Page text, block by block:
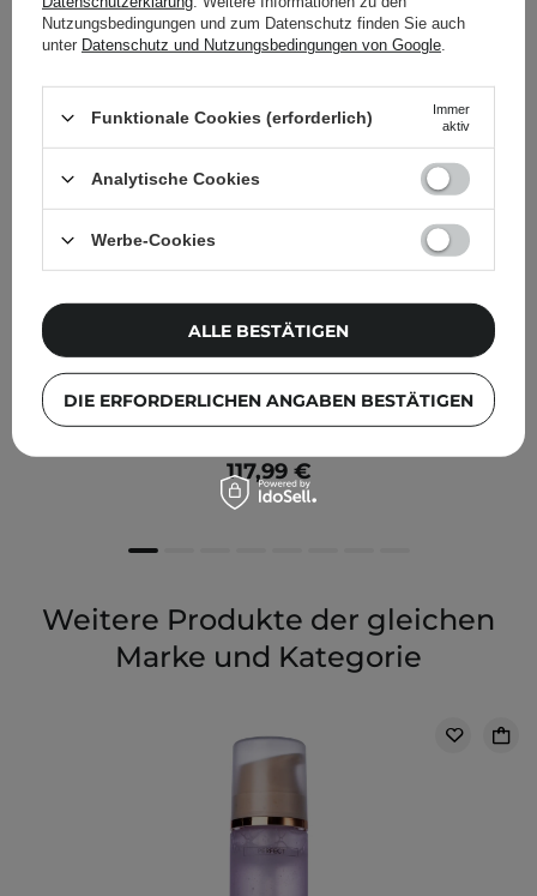
Garett Beauty - Multi Care Brush - Multifunktionales
Pflegegerät - Black
117,99 €
Weitere Produkte der gleichen
Marke und Kategorie
Nutzungsbedingungen und zum Datenschutz finden Sie auch
unter Datenschutz und Nutzungsbedingungen von Google
Funktionale Cookies (erforderlich)
Immer
aktiv
Analytische Cookies
Werbe-Cookies
DIE ERFORDERLICHEN ANGABEN BESTÄTIGEN
ALLE BESTÄTIGEN